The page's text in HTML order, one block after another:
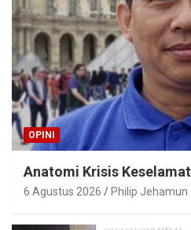
OPINI
Anatomi Krisis
6 Agustus 2026 Philip Jehamun